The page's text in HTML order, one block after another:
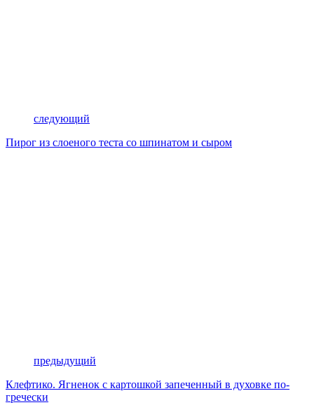
следующий
Пирог из слоеного теста со шпинатом и сыром
предыдущий
Клефтико. Ягненок с картошкой запеченный в духовке по-
гречески